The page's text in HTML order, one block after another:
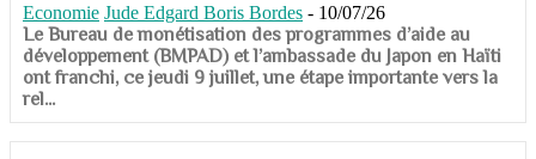
Economie Jude Edgard Boris Bordes - 10/07/26
​​​​​​​Le Bureau de monétisation des programmes d’aide au
développement (BMPAD) et l’ambassade du Japon en Haïti
ont franchi, ce jeudi 9 juillet, une étape importante vers la
rel...